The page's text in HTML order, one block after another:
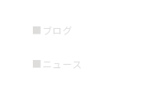
■ブログ
■ニュース